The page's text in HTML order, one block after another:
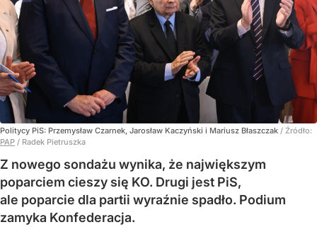
Politycy PiS: Przemysław Czarnek, Jarosław Kaczyński i Mariusz Błaszczak / Źródło:
PAP / Radek Pietruszka
Z nowego sondażu wynika, że największym
poparciem cieszy się KO. Drugi jest PiS,
ale poparcie dla partii wyraźnie spadło. Podium
zamyka Konfederacja.